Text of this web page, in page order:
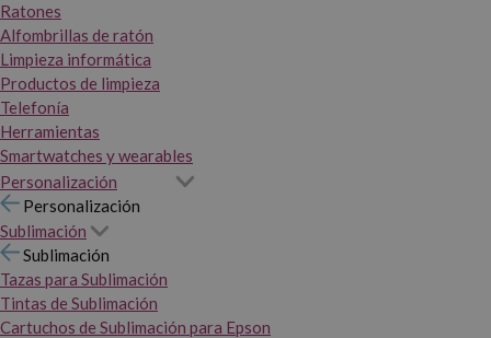
Ratones
Alfombrillas de ratón
Limpieza informática
Productos de limpieza
Telefonía
Herramientas
Smartwatches y wearables
Personalización
Personalización
Sublimación
Sublimación
Tazas para Sublimación
Tintas de Sublimación
Cartuchos de Sublimación para Epson